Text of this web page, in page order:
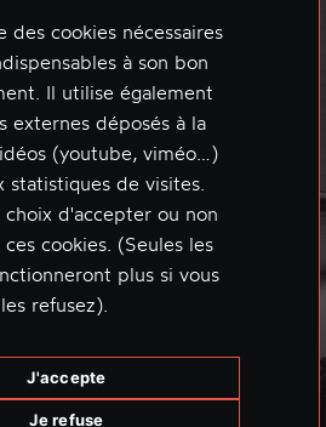
des cookies nécessaires
à son bon
Il utilise également
externes déposés à la
(youtube, viméo…)
statistiques de visites.
choix d'accepter ou non
cookies. (Seules les
plus si vous
les refusez).
J'accepte
Je refuse